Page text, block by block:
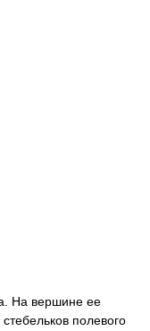
На вершине ее
полевого